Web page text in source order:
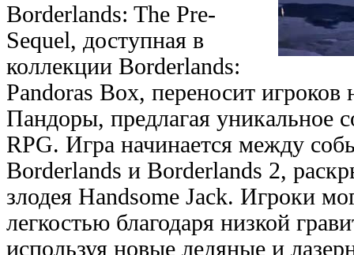
Borderlands: The Pre-
Sequel, доступная в
коллекции Borderlands:
Pandoras Box, переносит
Пандоры, предлагая уникальное
RPG. Игра начинается между
Borderlands и Borderlands 2,
злодея Handsome Jack. Игроки
легкостью благодаря низкой
используя новые ледяные и